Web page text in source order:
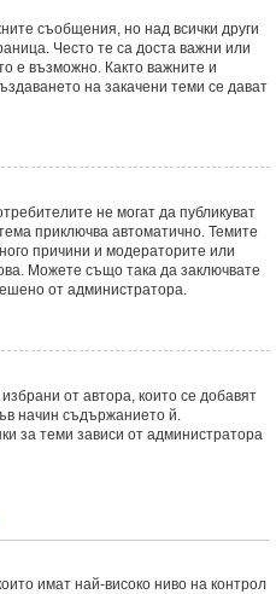
съобщения, но над всички други
Често те са доста важни или
е възможно. Както важните и
на закачени теми се дават
не могат да публикуват
приключва автоматично. Темите
причини и модераторите или
Можете също така да заключвате
от администратора.
от автора, които се добавят
начин съдържанието й.
за теми зависи от администратора
имат най-високо ниво на контрол